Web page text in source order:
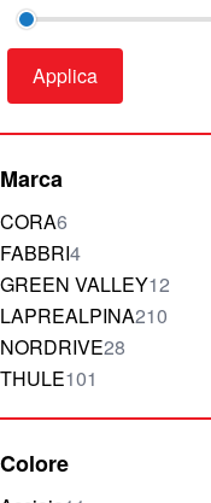
Applica
Marca
CORA6
elementi
FABBRI4
elementi
GREEN VALLEY12
elementi
LAPREALPINA210
elementi
NORDRIVE28
elementi
THULE101
elementi
Colore